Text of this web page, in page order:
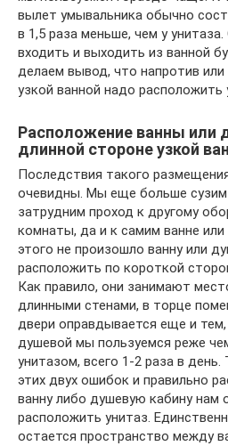
вылет умывальника обычно
в 1,5 раза меньше, чем у
входить и выходить из ванной
делаем вывод, что напротив
узкой ванной надо расположить
Расположение ванны или
длинной стороне узкой
Последствия такого
очевидны. Мы еще больше
затрудним проход к другому
комнаты, да и к самим ванне
этого не произошло ванну или
расположить по короткой
Как правило, они занимают
длинными стенами, в торце
двери оправдывается еще и
душевой мы пользуемся реже
унитазом, всего 1-2 раза в
этих двух ошибок и правильно
ванну либо душевую кабину нам
расположить унитаз.
остается пространство между